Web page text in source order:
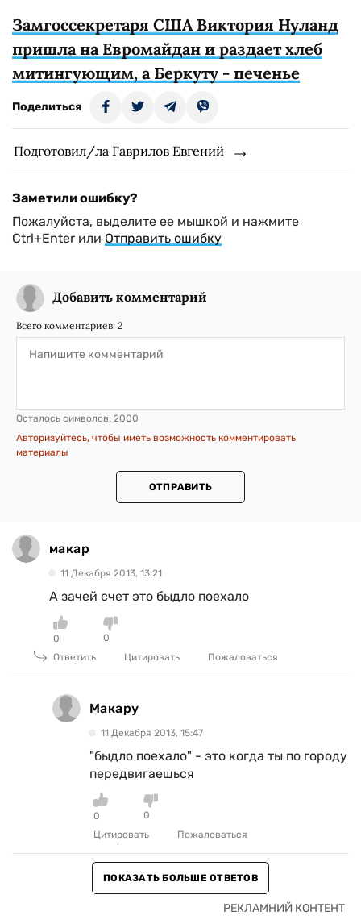
Замгоссекретаря США Виктория Нуланд
пришла на Евромайдан и раздает хлеб
митингующим, а Беркуту - печенье
Поделиться
Подготовил/ла Гаврилов Евгений
Заметили ошибку?
Пожалуйста, выделите ее мышкой и нажмите
Ctrl+Enter или Отправить ошибку
Добавить комментарий
Всего комментариев: 2
Осталось символов: 2000
Авторизуйтесь, чтобы иметь возможность комментировать
материалы
ОТПРАВИТЬ
макар
11 Декабря 2013, 13:21
А зачей счет это быдло поехало
0
0
Ответить
Цитировать Пожаловаться
Макару
11 Декабря 2013, 15:47
"быдло поехало" - это когда ты по городу
передвигаешься
0
0
Цитировать
Пожаловаться
ПОКАЗАТЬ БОЛЬШЕ ОТВЕТОВ